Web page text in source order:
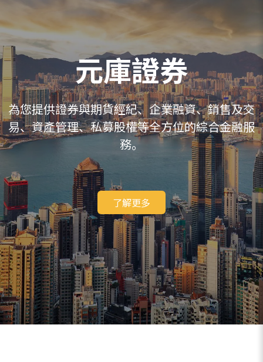
元庫證券
為您提供證券與期貨經紀、企業融資、銷售及交
易、資產管理、私募股權等全方位的綜合金融服
務。
了解更多